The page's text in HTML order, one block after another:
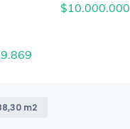
$10.000.000
m2